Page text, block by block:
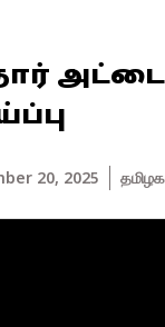
20, 2025